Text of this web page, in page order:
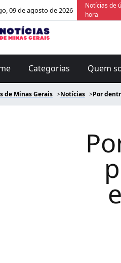
09 de agosto de 2026
Notícias de
hora
Categorias Quem
de Minas Gerais Notícias Por